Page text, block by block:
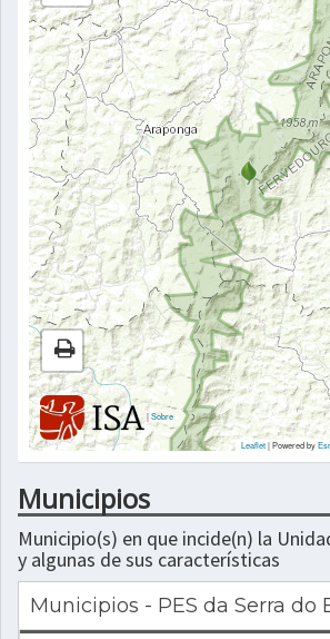
|Sobre
Leaflet| Powered by
Municipios
Municipio(s) en que incide(n) la
y algunas de sus características
Municipios - PES da Serra do